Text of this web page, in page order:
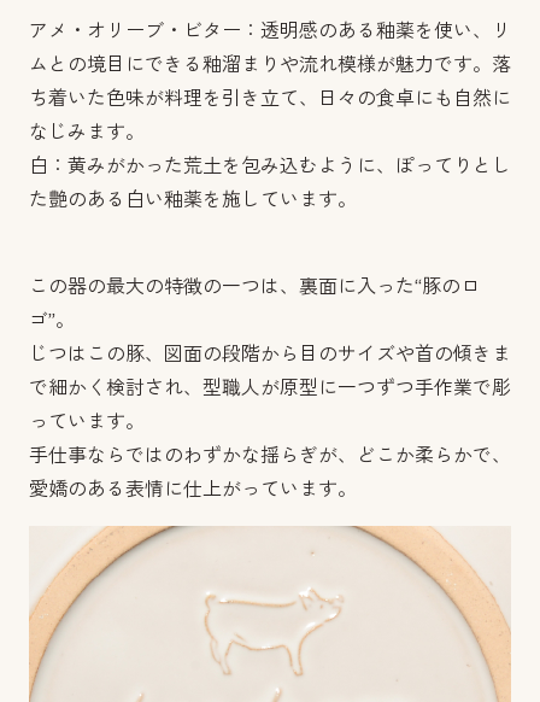
アメ・オリーブ・ビター：透明感のある釉薬を使い、リ
ムとの境目にできる釉溜まりや流れ模様が魅力です。落
ち着いた色味が料理を引き立て、日々の食卓にも自然に
なじみます。
白：黄みがかった荒土を包み込むように、ぽってりとし
た艶のある白い釉薬を施しています。
この器の最大の特徴の一つは、裏面に入った“豚のロ
ゴ”。
じつはこの豚、図面の段階から目のサイズや首の傾きま
で細かく検討され、型職人が原型に一つずつ手作業で彫
っています。
手仕事ならではのわずかな揺らぎが、どこか柔らかで、
愛嬌のある表情に仕上がっています。